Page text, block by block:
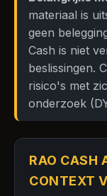
materiaal is
geen
Cash is niet
beslissingen.
risico's met
onderzoek
RAO CASH
CONTEXT